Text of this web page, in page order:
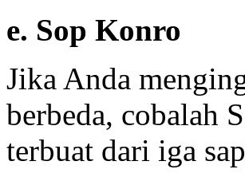
e. Sop Konro
Jika Anda
berbeda, cobalah
terbuat dari iga